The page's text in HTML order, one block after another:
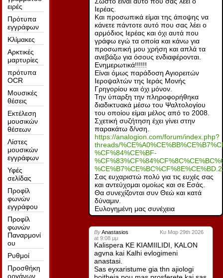
ειρές
Πρότυπα
εγγράφων
Κλίμακες
Αρκτικές
μαρτυρίες
πρότυπα
OCR
Μουσικές
θέσεις
Εκτέλεση
μουσικών
θέσεων
Λίστες
μουσικών
εγγράφων
Υφές
σελίδας
Προφίλ
φωνών
εγγράφου
Προφίλ
φωνών
Παναρμονί
ου
Ρυθμοί
Προσθήκη
οργάνων
Ιερέας.
Και προσωπικά είμαι της άποψης να
κάνετε πάντοτε αυτό που σας λέει ο
αρμόδιος Ιερέας και όχι αυτά που
γράφω εγώ τα οποία και κάνω για
προσωπική μου χρήση και απλά τα
ανεβάζω για όσους ενδιαφέρονται.
Ενημερωτικά!!!!!!
Είναι όμως παράδοση Αγιορειτών
Ιεροψαλτών της Ιεράς Μονής
Γρηγορίου και όχι μόνον.
Την ύπαρξη την πληροφορήθηκα
διαδικτυακά μέσω του Ψαλτολογίου
του οποίου είμαι μέλος από το 2008.
Σχετική συζήτηση έχει γίνει στην
παρακάτω δ/νση.
https://analogion.com/forum/index.php?
threads/
%CF%84%CE%BF-
Σας ευχαριστώ πολύ για τις ευχές σας
και αντεύχομαι ομοίως και σε Εσάς.
Θα συνεχίζονται συν Θεώ και κατά
δύναμιν.
Ευλογημένη μας συνέχεια
ByAnastasios
Κυ Μαρ 29th 2026
at 9:08 μμ
Kalispera KE KIAMIILIDI, KALON
agvna kai Kalhi evlogimeni
anastasi.
Sas eyxaristume gia thn ajiologi